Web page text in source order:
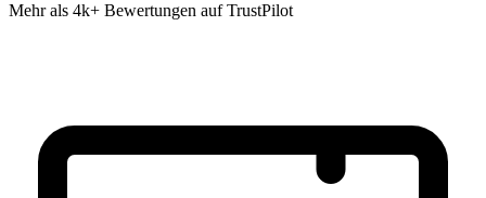
Mehr als 4k+ Bewertungen auf TrustPilot